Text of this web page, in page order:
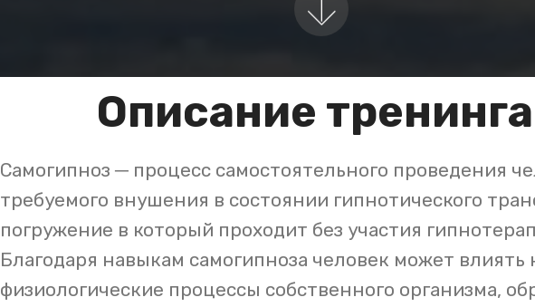
Описание
Самогипноз ─ процесс самостоятельного проведения
требуемого внушения в состоянии гипнотического
погружение в который проходит без участия
Благодаря навыкам самогипноза человек может влиять
физиологические процессы собственного организма,